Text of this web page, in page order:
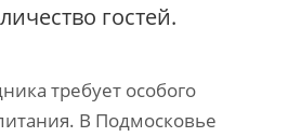
гостей.
требует особого
В Подмосковье